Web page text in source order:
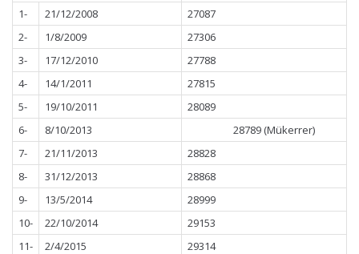
1-
21/12/2008
27087
2-
1/8/2009
27306
3-
17/12/2010
27788
4-
14/1/2011
27815
5-
19/10/2011
28089
6-
8/10/2013
28789 (Mükerrer)
7-
21/11/2013
28828
8-
31/12/2013
28868
9-
13/5/2014
28999
10-
22/10/2014
29153
11-
2/4/2015
29314